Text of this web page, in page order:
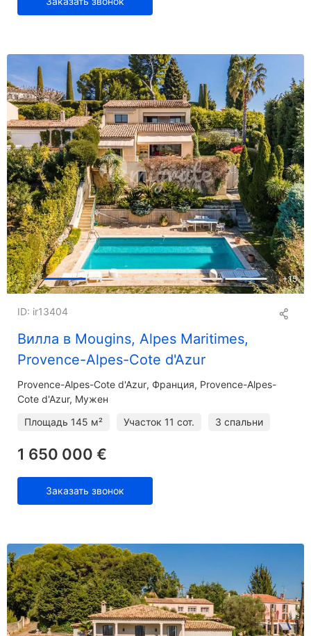
+15
Вилла в Mougins, Alpes Maritimes,
Provence-Alpes-Cote d'Azur
ID: ir13404
Provence-Alpes-Cote d'Azur Франция, Provence-Alpes-
Cote d'Azur, Мужен
Площадь 145 м² Участок 11 сот. 3 спальни
1 650 000 €
Заказать звонок